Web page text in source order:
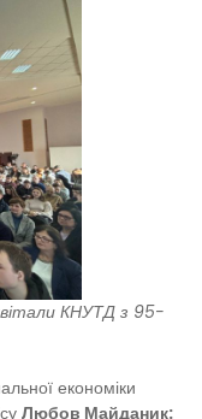
КНУТД з 95-
економіки
Любов Майданик: